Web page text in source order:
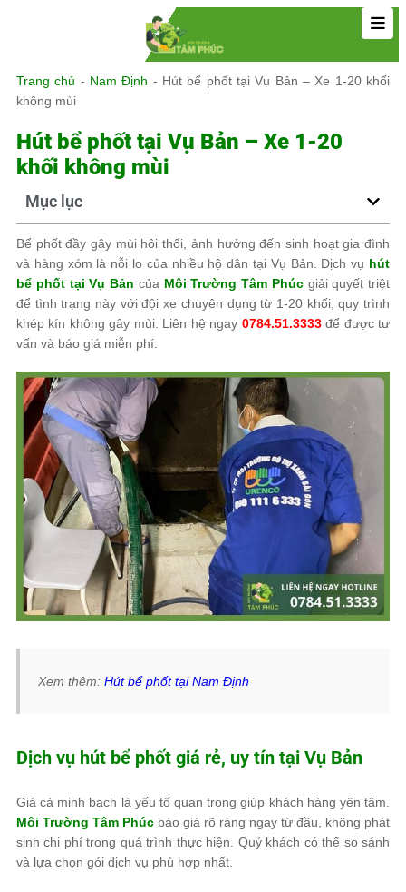
Trang chủ - Nam Định - Hút bể phốt tại Vụ Bản – Xe 1-20 khối
không mùi
Hút bể phốt tại Vụ Bản – Xe 1-20
khối không mùi
Mục lục
Bể phốt đầy gây mùi hôi thối, ảnh hưởng đến sinh hoạt gia đình
và hàng xóm là nỗi lo của nhiều hộ dân tại Vụ Bản. Dịch vụ hút
bể phốt tại Vụ Bản của Môi Trường Tâm Phúcgiải quyết triệt
để tình trạng này với đội xe chuyên dụng từ 1-20 khối, quy trình
khép kín không gây mùi. Liên hệ ngay 0784.51.3333để được tư
vấn và báo giá miễn phí.
Xem thêm: Hút bể phốt tại Nam Định
Dịch vụ hút bể phốt giá rẻ, uy tín tại Vụ Bản
Giá cả minh bạch là yếu tố quan trọng giúp khách hàng yên tâm.
Môi Trường Tâm Phúc báo giá rõ ràng ngay từ đầu, không phát
sinh chi phí trong quá trình thực hiện. Quý khách có thể so sánh
và lựa chọn gói dịch vụ phù hợp nhất.